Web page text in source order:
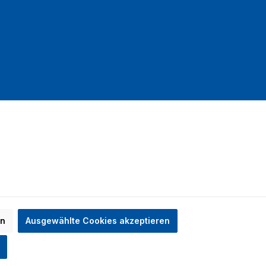
nicht anders angegeben.
Ausgewählte Cookies akzeptieren